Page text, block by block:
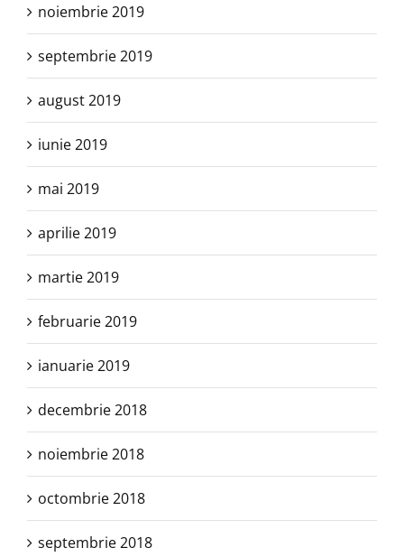
noiembrie 2019
septembrie 2019
august 2019
iunie 2019
mai 2019
aprilie 2019
martie 2019
februarie 2019
ianuarie 2019
decembrie 2018
noiembrie 2018
octombrie 2018
septembrie 2018